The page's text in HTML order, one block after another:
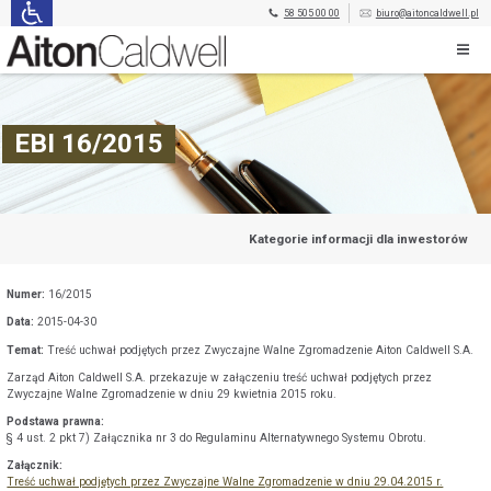
58 505 00 00 biuro@aitoncaldwell.pl
EBI 16/2015
Kategorie informacji dla inwestorów
Numer: 16/2015
Data: 2015-04-30
Temat:Treść uchwał podjętych przez Zwyczajne Walne Zgromadzenie Aiton Caldwell S.A.
Zarząd Aiton Caldwell S.A. przekazuje w załączeniu treść uchwał podjętych przez
Zwyczajne Walne Zgromadzenie w dniu 29 kwietnia 2015 roku.
Podstawa prawna:
§ 4 ust. 2 pkt 7) Załącznika nr 3 do Regulaminu Alternatywnego Systemu Obrotu.
Załącznik:
Treść uchwał podjętych przez Zwyczajne Walne Zgromadzenie w dniu 29.04.2015 r.